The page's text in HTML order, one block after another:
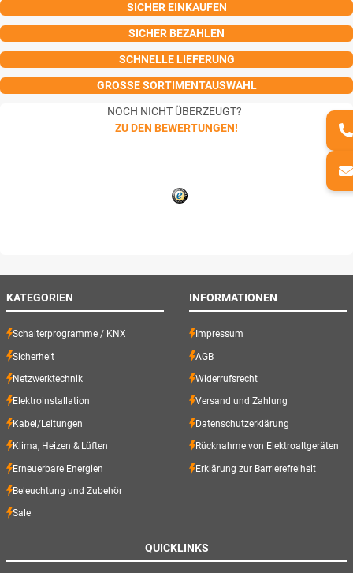
SICHER EINKAUFEN
SICHER BEZAHLEN
SCHNELLE LIEFERUNG
GROSSE SORTIMENTAUSWAHL
NOCH NICHT ÜBERZEUGT?
ZU DEN BEWERTUNGEN!
KATEGORIEN
Schalterprogramme / KNX
Sicherheit
Netzwerktechnik
Elektroinstallation
Kabel/Leitungen
Klima, Heizen & Lüften
Erneuerbare Energien
Beleuchtung und Zubehör
Sale
INFORMATIONEN
Impressum
AGB
Widerrufsrecht
Versand und Zahlung
Datenschutzerklärung
Rücknahme von Elektroaltgeräten
Erklärung zur Barrierefreiheit
QUICKLINKS